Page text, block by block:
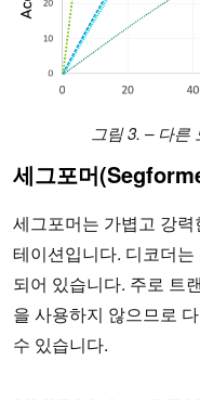
그림 3. – 다른
세그포머
세그포머는 가볍고 강
테이션입니다. 디코더
되어 있습니다. 주로 트
을 사용하지 않으므로
수 있습니다.